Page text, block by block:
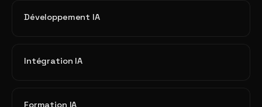
Développement IA
Intégration IA
Formation IA